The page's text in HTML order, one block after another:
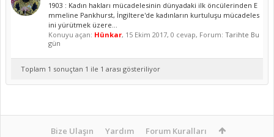
1903 : Kadın hakları mücadelesinin dünyadaki ilk öncülerinden E
mmeline Pankhurst, İngiltere'de kadınların kurtuluşu mücadeles
ini yürütmek üzere...
Konuyu açan: Hünkar, 15 Ekim 2017, 0 cevap, Forum: Tarihte Bu
gün
Toplam 1 sonuçtan 1 ile 1 arası gösteriliyor
Bize Ulaşın Yardım Forum Kuralları